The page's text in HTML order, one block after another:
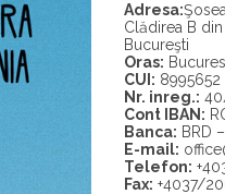
Adresa:
Clădirea B
Bucureşti
Oras:
CUI: 8995652
Nr. inreg.:
Cont IBAN:
Banca: BRD
E-mail:
Telefon:
Fax: +4037/